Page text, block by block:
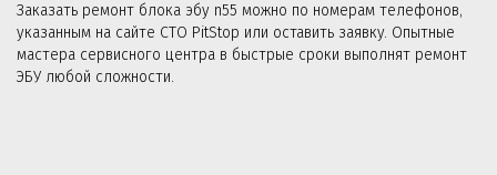
Заказать ремонт блока эбу n55 можно по номерам телефонов,
указанным на сайте СТО PitStop или оставить заявку. Опытные
мастера сервисного центра в быстрые сроки выполнят ремонт
ЭБУ любой сложности.